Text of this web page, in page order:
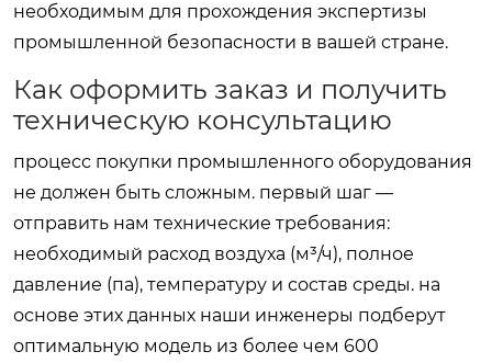
необходимым для прохождения экспертизы
промышленной безопасности в вашей стране.
Как оформить заказ и получить
техническую консультацию
процесс покупки промышленного оборудования
не должен быть сложным. первый шаг —
отправить нам технические требования:
необходимый расход воздуха (м³/ч), полное
давление (па), температуру и состав среды. на
основе этих данных наши инженеры подберут
оптимальную модель из более чем 600